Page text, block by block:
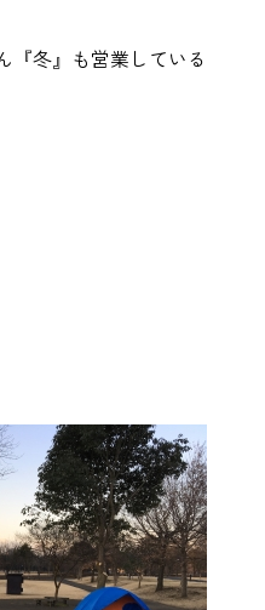
『冬』も営業している